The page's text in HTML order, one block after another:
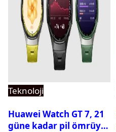
Teknoloji
Huawei Watch GT 7, 21
güne kadar pil ömrüyle